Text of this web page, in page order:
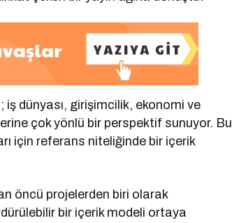
iş dünyası, girişimcilik, ekonomi ve
çok yönlü bir perspektif sunuyor. Bu
için referans niteliğinde bir içerik
öncü projelerden biri olarak
bir içerik modeli ortaya